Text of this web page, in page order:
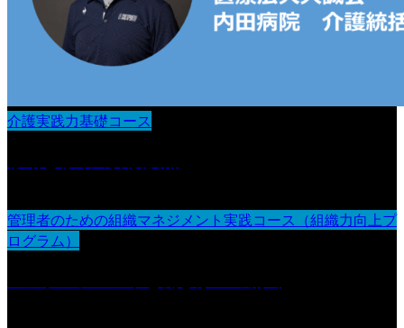
介護実践力基礎コース
管理者のための組織マネジメント実践コース（組織力向上プ
ログラム）